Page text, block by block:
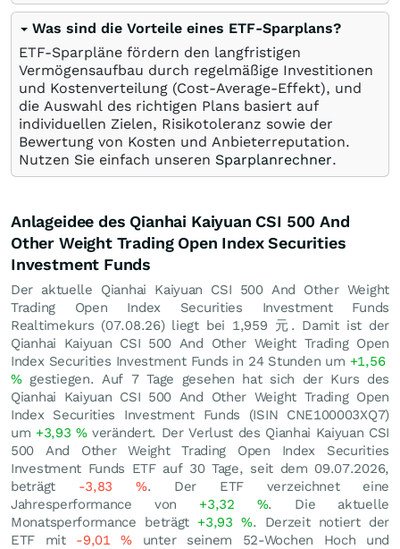
Was sind die Vorteile eines ETF-Sparplans?
ETF-Sparpläne fördern den langfristigen
Vermögensaufbau durch regelmäßige Investitionen
und Kostenverteilung (Cost-Average-Effekt), und
die Auswahl des richtigen Plans basiert auf
individuellen Zielen, Risikotoleranz sowie der
Bewertung von Kosten und Anbieterreputation.
Nutzen Sie einfach unseren Sparplanrechner.
Anlageidee des Qianhai Kaiyuan CSI 500 And
Other Weight Trading Open Index Securities
Investment Funds
Der aktuelle Qianhai Kaiyuan CSI 500 And Other Weight
Trading Open Index Securities Investment Funds
Realtimekurs (07.08.26) liegt bei 1,959 元 . Damit ist der
Qianhai Kaiyuan CSI 500 And Other Weight Trading Open
Index Securities Investment Funds in 24 Stunden um +1,56
%gestiegen. Auf 7 Tage gesehen hat sich der Kurs des
Qianhai Kaiyuan CSI 500 And Other Weight Trading Open
Index Securities Investment Funds (ISIN CNE100003XQ7)
um +3,93 %verändert. Der Verlust des Qianhai Kaiyuan CSI
500 And Other Weight Trading Open Index Securities
Investment Funds ETF auf 30 Tage, seit dem 09.07.2026,
beträgt -3,83 %. Der ETF verzeichnet eine
Jahresperformance von +3,32 %. Die aktuelle
Monatsperformance beträgt +3,93 %. Derzeit notiert der
ETF mit -9,01% unter seinem 52-Wochen Hoch und